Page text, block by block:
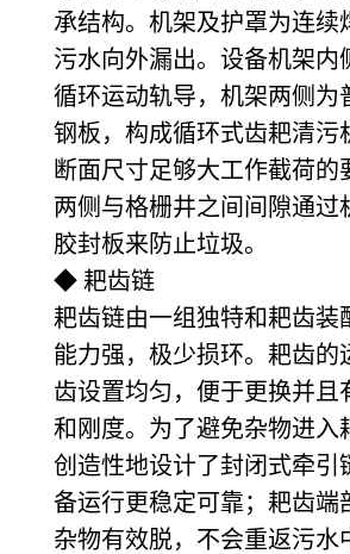
承结构。机架及护罩为连续
污水向外漏出。设备机架内
循环运动轨导，机架两侧为
钢板，构成循环式齿耙清污
断面尺寸足够大工作截荷的
两侧与格栅井之间间隙通过
胶封板来防止垃圾。
◆ 耙齿链
耙齿链由一组独特和耙齿装
能力强，极少损环。耙齿的
齿设置均匀，便于更换并且
和刚度。为了避免杂物进入
创造性地设计了封闭式牵引
备运行更稳定可靠；耙齿端
杂物有效脱，不会重返污水